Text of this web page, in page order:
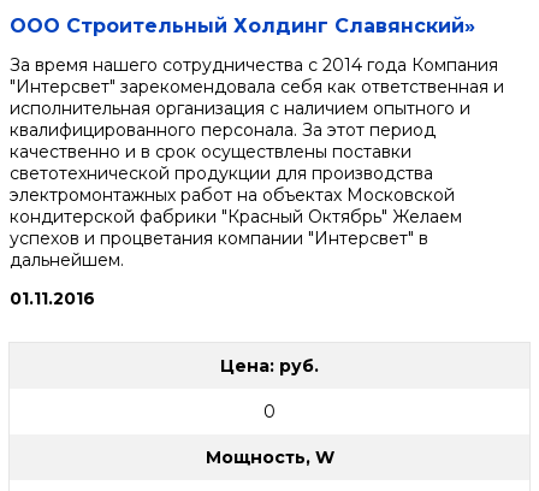
ООО Строительный Холдинг Славянский»
За время нашего сотрудничества с 2014 года Компания
"Интерсвет" зарекомендовала себя как ответственная и
исполнительная организация с наличием опытного и
квалифицированного персонала. За этот период
качественно и в срок осуществлены поставки
светотехнической продукции для производства
электромонтажных работ на объектах Московской
кондитерской фабрики "Красный Октябрь" Желаем
успехов и процветания компании "Интерсвет" в
дальнейшем.
01.11.2016
Цена: руб.
0
Мощность, W